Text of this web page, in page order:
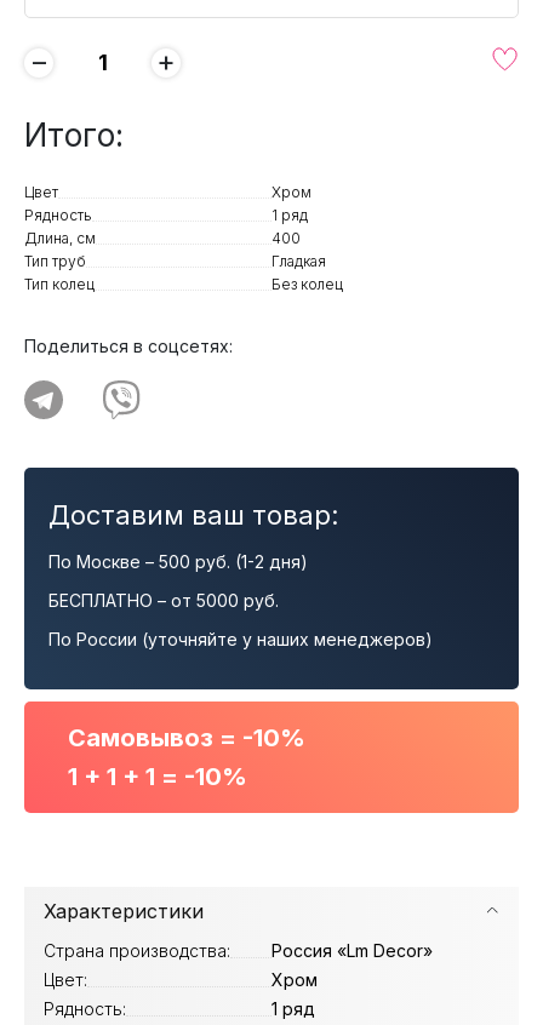
− +
Итого:
Цвет
Хром
Рядность
1 ряд
Длина, см
400
Тип труб
Гладкая
Тип колец
Без колец
Поделиться в соцсетях:
Доставим ваш товар:
По Москве – 500 руб. (1-2 дня)
БЕСПЛАТНО – от 5000 руб.
По России (уточняйте у наших менеджеров)
Самовывоз = -10%
1 + 1 + 1 = -10%
Характеристики
Страна производства:
Россия «Lm Decor»
Цвет:
Хром
Рядность:
1 ряд